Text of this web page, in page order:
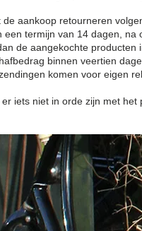
de aankoop retourneren
een termijn van 14 dagen,
de aangekochte producten
binnen veertien
komen voor eigen
er iets niet in orde zijn met